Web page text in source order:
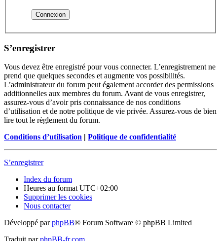
S’enregistrer
Vous devez être enregistré pour vous connecter. L’enregistrement ne
prend que quelques secondes et augmente vos possibilités.
L’administrateur du forum peut également accorder des permissions
additionnelles aux membres du forum. Avant de vous enregistrer,
assurez-vous d’avoir pris connaissance de nos conditions
d’utilisation et de notre politique de vie privée. Assurez-vous de bien
lire tout le règlement du forum.
Conditions d’utilisation | Politique de confidentialité
S’enregistrer
Index du forum
Heures au format UTC+02:00
Supprimer les cookies
Nous contacter
Développé parphpBB® Forum Software © phpBB Limited